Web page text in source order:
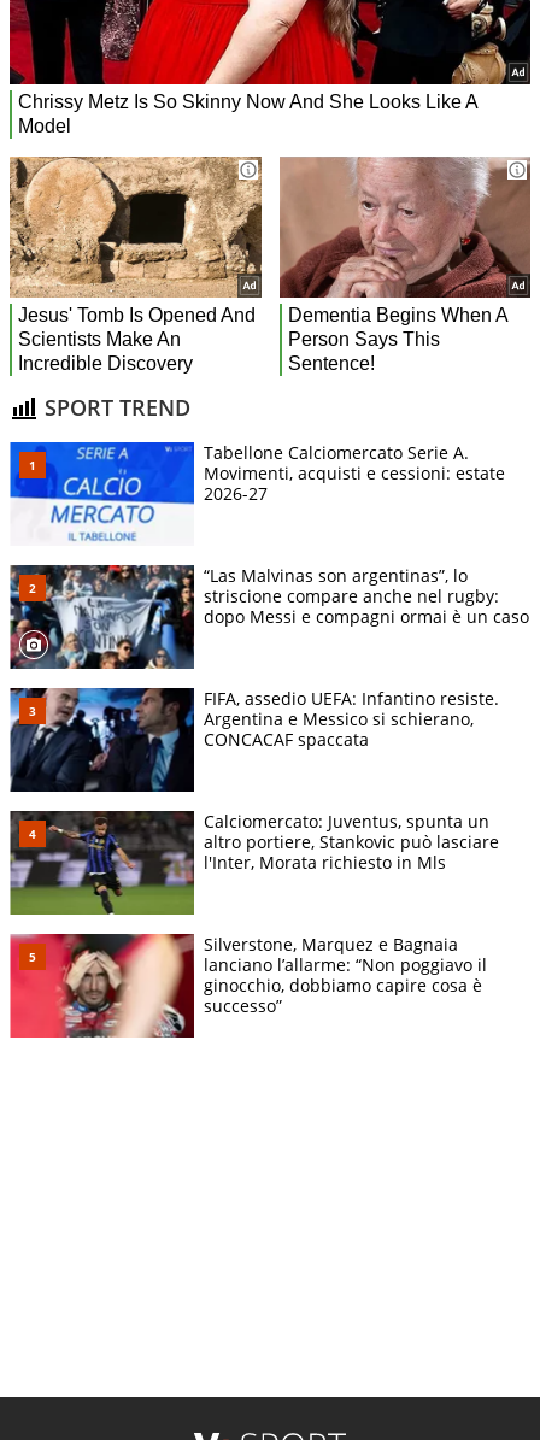
SPORT TREND
Tabellone Calciomercato Serie A.
Movimenti, acquisti e cessioni: estate
2026-27
“Las Malvinas son argentinas”, lo
striscione compare anche nel rugby:
dopo Messi e compagni ormai è un caso
FIFA, assedio UEFA: Infantino resiste.
Argentina e Messico si schierano,
CONCACAF spaccata
Calciomercato: Juventus, spunta un
altro portiere, Stankovic può lasciare
l'Inter, Morata richiesto in Mls
Silverstone, Marquez e Bagnaia
lanciano l’allarme: “Non poggiavo il
ginocchio, dobbiamo capire cosa è
successo”